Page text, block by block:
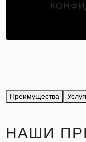
Преимущества
НАШИ